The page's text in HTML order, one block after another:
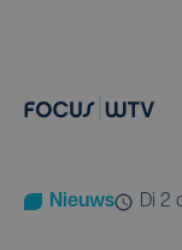
Nieuws di